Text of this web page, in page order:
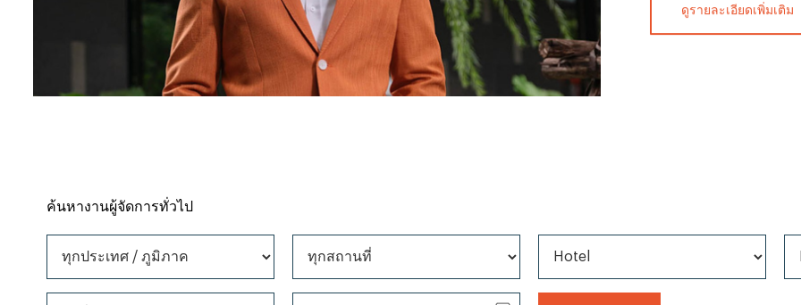
ดูรายละเอียดเพิ่มเติม
ค้นหางานผู้จัดการทั่วไป
ระเทศ / ภูมิภาค ทุกสถานที่
ประเภทงานทั้งหมด
ทุกหมว